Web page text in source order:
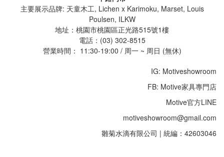
主要展示品牌: 天童木工, Lichen x Karimoku, Marset, Louis
Poulsen, ILKW
地址：桃園市桃園區正光路515號1樓
電話：(03) 302-8515
營業時間： 11:30-19:00 / 周一 ~ 周日 (無休)
IG: Motiveshowroom
FB: Motive家具專門店
Motive官方LINE
motiveshowroom@gmail.com
雛菊水滴有限公司 | 統編：42603046